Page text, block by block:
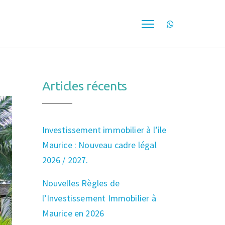
Articles récents
Investissement immobilier à l’ile
Maurice : Nouveau cadre légal
2026 / 2027.
Nouvelles Règles de
l’Investissement Immobilier à
Maurice en 2026